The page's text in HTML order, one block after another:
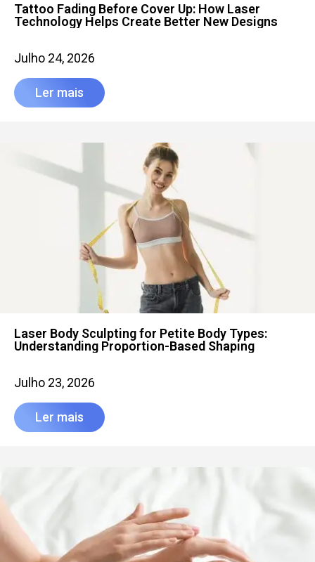
Tattoo Fading Before Cover Up: How Laser
Technology Helps Create Better New Designs
Julho 24, 2026
Ler mais
Laser Body Sculpting for Petite Body Types:
Understanding Proportion-Based Shaping
Julho 23, 2026
Ler mais